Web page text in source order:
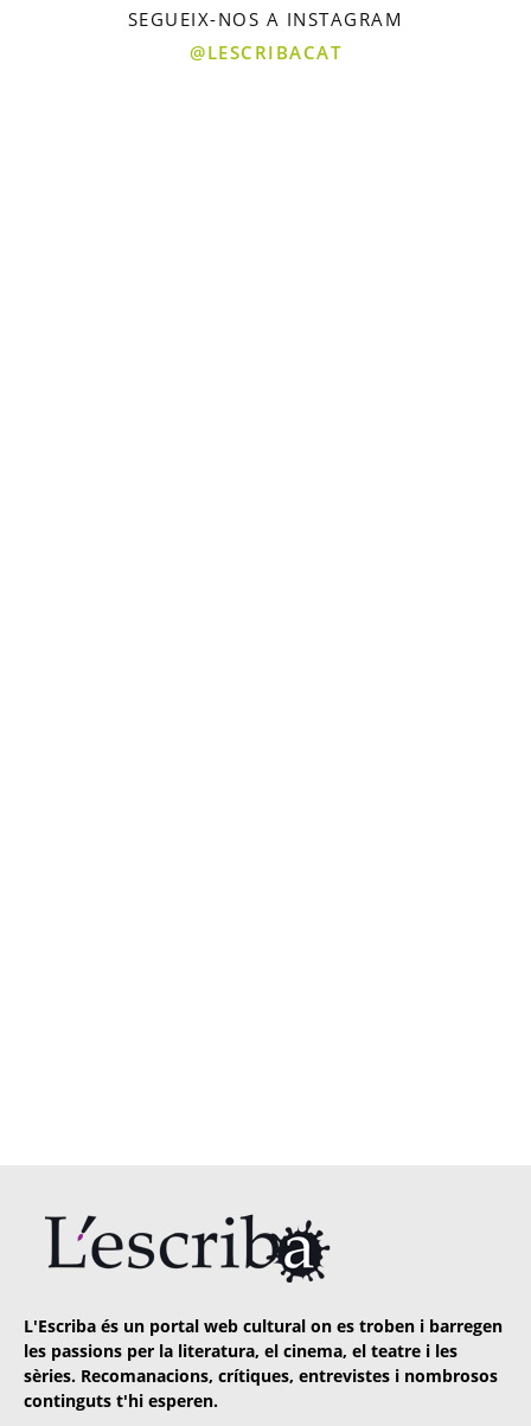
SEGUEIX-NOS A INSTAGRAM
@LESCRIBACAT
L'Escriba és un portal web cultural on es troben i barregen
les passions per la literatura, el cinema, el teatre i les
sèries. Recomanacions, crítiques, entrevistes i nombrosos
continguts t'hi esperen.